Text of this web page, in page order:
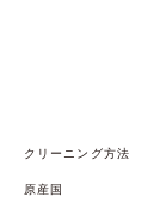
クリーニング方法
原産国